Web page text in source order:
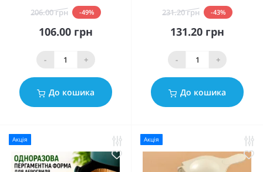
206.00 грн -49%
106.00 грн
- +
До кошика
231.20 грн -43%
131.20 грн
- +
До кошика
Акція Акція